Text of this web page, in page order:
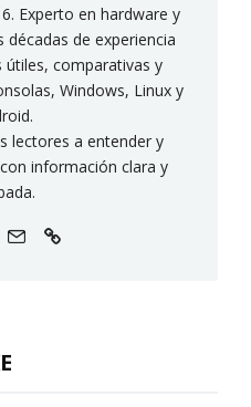
Experto en hardware y
de experiencia
útiles, comparativas y
Windows, Linux y
lectores a entender y
información clara y